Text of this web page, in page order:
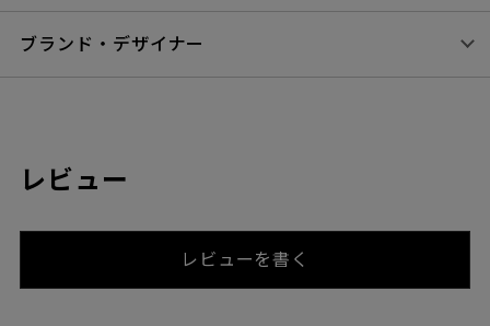
ブランド・デザイナー
レビュー
レビューを書く